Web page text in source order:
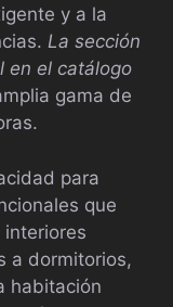
y a la
La sección
en el catálogo
gama de
para
que
a dormitorios,
habitación